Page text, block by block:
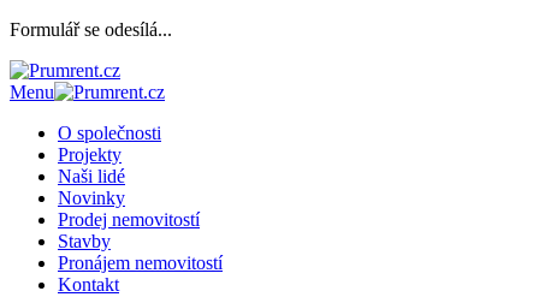
Formulář se odesílá...
Menu
O společnosti
Projekty
Naši lidé
Novinky
Prodej nemovitostí
Stavby
Pronájem nemovitostí
Kontakt